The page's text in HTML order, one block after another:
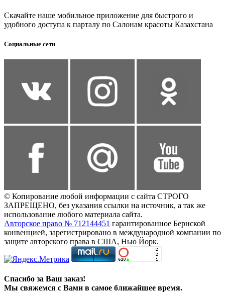
Скачайте наше мобильное приложение для быстрого и
удобного доступа к парталу по Салонам красоты Казахстана
Социальные сети
© Копирование любой информации с сайта СТРОГО
ЗАПРЕЩЕНО, без указания ссылки на источник, а так же
использование любого материала сайта.
Авторское право № 712144451 гарантированное Бернской
конвенцией, зарегистрировано в международной компании по
защите авторского права в США, Нью Йорк.
Спасибо за Ваш заказ!
Мы свяжемся с Вами в самое ближайшее время.